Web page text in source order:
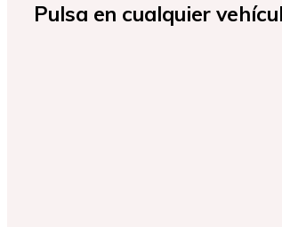
Pulsa en cualquier